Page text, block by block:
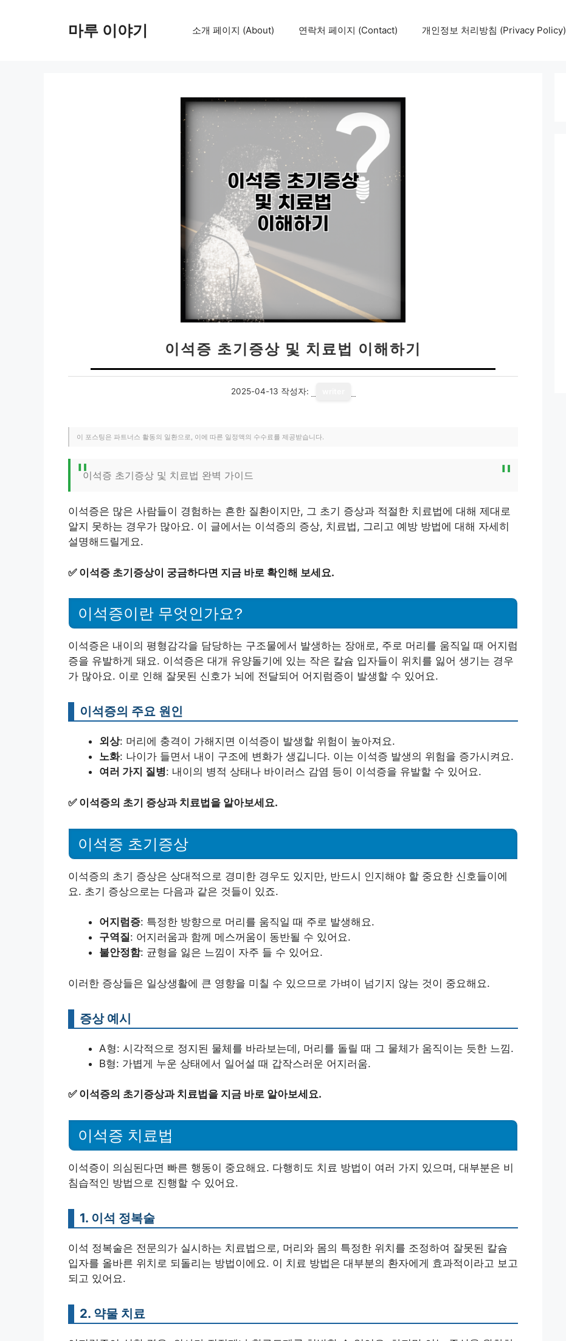
마루 이야기 소개 페이지 (About) 연락처 페이지 (Contact) 개인정보 처리방침 (Privacy Policy)
이석증 초기증상 및 치료법 이해하기
2025-04-13 작성자:
이 포스팅은 파트너스 활동의 일환으로, 이에 따른 일정액의 수수료를 제공받습니다.
이석증 초기증상 및 치료법 완벽 가이드
이석증은 많은 사람들이 경험하는 흔한 질환이지만, 그 초기 증상과 적절한 치료법에 대해 제대로
알지 못하는 경우가 많아요. 이 글에서는 이석증의 증상, 치료법, 그리고 예방 방법에 대해 자세히
설명해드릴게요.
✅ 이석증 초기증상이 궁금하다면 지금 바로 확인해 보세요.
이석증이란 무엇인가요?
이석증은 내이의 평형감각을 담당하는 구조물에서 발생하는 장애로, 주로 머리를 움직일 때 어지럼
증을 유발하게 돼요. 이석증은 대개 유양돌기에 있는 작은 칼슘 입자들이 위치를 잃어 생기는 경우
가 많아요. 이로 인해 잘못된 신호가 뇌에 전달되어 어지럼증이 발생할 수 있어요.
이석증의 주요 원인
외상: 머리에 충격이 가해지면 이석증이 발생할 위험이 높아져요.
노화: 나이가 들면서 내이 구조에 변화가 생깁니다. 이는 이석증 발생의 위험을 증가시켜요.
여러 가지 질병: 내이의 병적 상태나 바이러스 감염 등이 이석증을 유발할 수 있어요.
✅ 이석증의 초기 증상과 치료법을 알아보세요.
이석증 초기증상
이석증의 초기 증상은 상대적으로 경미한 경우도 있지만, 반드시 인지해야 할 중요한 신호들이에
요. 초기 증상으로는 다음과 같은 것들이 있죠.
어지럼증: 특정한 방향으로 머리를 움직일 때 주로 발생해요.
구역질: 어지러움과 함께 메스꺼움이 동반될 수 있어요.
불안정함: 균형을 잃은 느낌이 자주 들 수 있어요.
이러한 증상들은 일상생활에 큰 영향을 미칠 수 있으므로 가벼이 넘기지 않는 것이 중요해요.
증상 예시
А형: 시각적으로 정지된 물체를 바라보는데, 머리를 돌릴 때 그 물체가 움직이는 듯한 느낌.
B형: 가볍게 누운 상태에서 일어설 때 갑작스러운 어지러움.
✅ 이석증의 초기증상과 치료법을 지금 바로 알아보세요.
이석증 치료법
이석증이 의심된다면 빠른 행동이 중요해요. 다행히도 치료 방법이 여러 가지 있으며, 대부분은 비
침습적인 방법으로 진행할 수 있어요.
1. 이석 정복술
이석 정복술은 전문의가 실시하는 치료법으로, 머리와 몸의 특정한 위치를 조정하여 잘못된 칼슘
입자를 올바른 위치로 되돌리는 방법이에요. 이 치료 방법은 대부분의 환자에게 효과적이라고 보고
되고 있어요.
2. 약물 치료